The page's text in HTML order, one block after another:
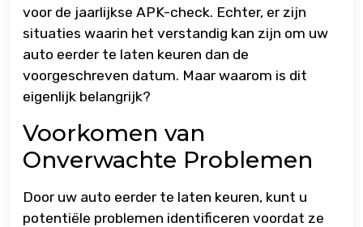
voor de jaarlijkse APK-check. Echter, er zijn
situaties waarin het verstandig kan zijn om uw
auto eerder te laten keuren dan de
voorgeschreven datum. Maar waarom is dit
eigenlijk belangrijk?
Voorkomen van
Onverwachte Problemen
Door uw auto eerder te laten keuren, kunt u
potentiële problemen identificeren voordat ze